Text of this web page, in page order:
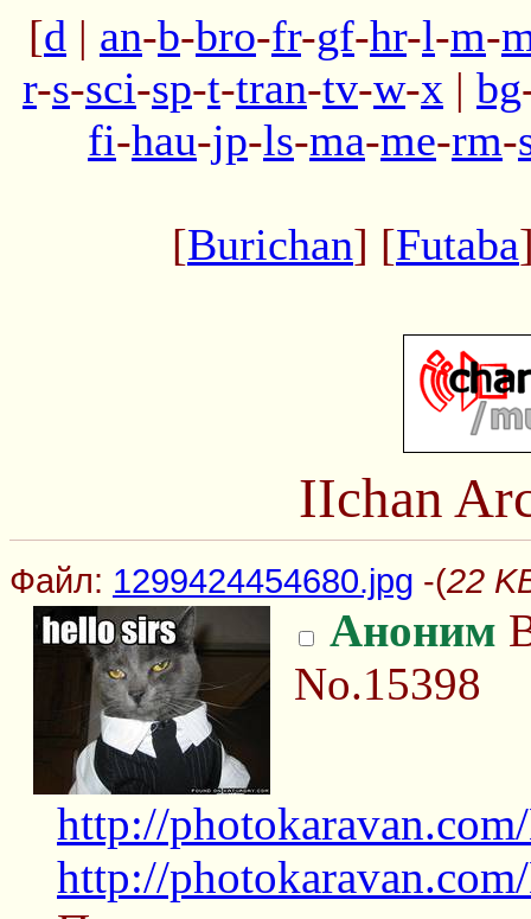
[d | an-b-bro-fr-gf-hr-l-m-
r-s-sci-sp-t-tran-tv-w-x | bg
fi-hau-jp-ls-ma-me-rm-
[Burichan] [Futaba
IIchan
Файл: 1299424454680.jpg -(22
Аноним
No.15398
http://
http://